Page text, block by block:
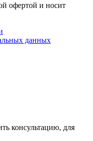
офертой и носит
данных
консультацию, для